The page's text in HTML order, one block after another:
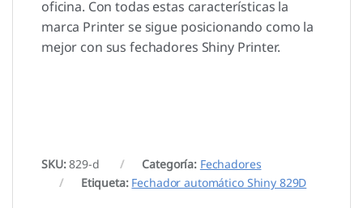
oficina. Con todas estas características la
marca Printer se sigue posicionando como la
mejor con sus fechadores Shiny Printer.
SKU:829-d Categoría: Fechadores
Etiqueta: Fechador automático Shiny 829D